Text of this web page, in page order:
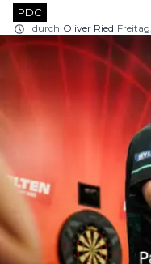
PDC
durch Oliver Ried